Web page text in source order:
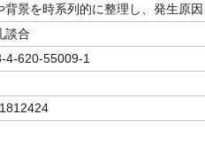
背景を時系列的に整理し、発生原
談合
4-620-55009-1